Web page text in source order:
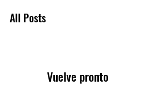
All Posts
Vuelve pronto